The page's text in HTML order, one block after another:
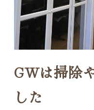
GWは掃除
した